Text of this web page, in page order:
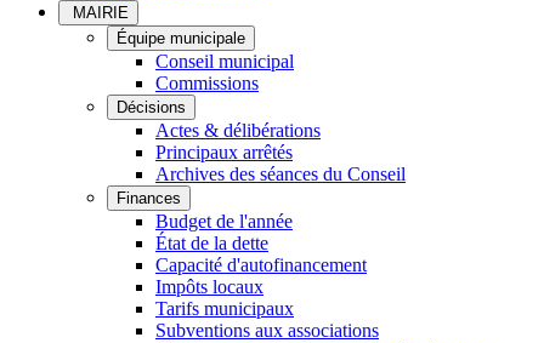
MAIRIE
Équipe municipale
Conseil municipal
Commissions
Décisions
Actes & délibérations
Principaux arrêtés
Archives des séances du Conseil
Finances
Budget de l'année
État de la dette
Capacité d'autofinancement
Impôts locaux
Tarifs municipaux
Subventions aux associations